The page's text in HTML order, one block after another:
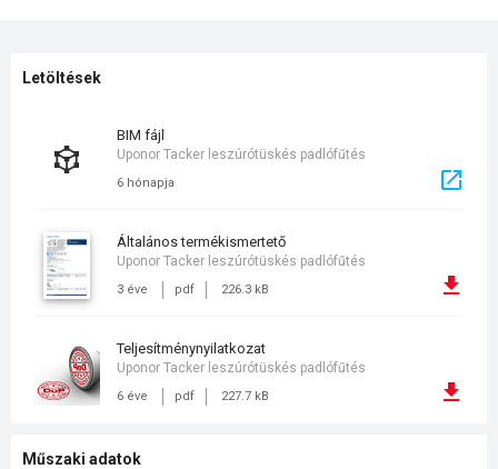
Letöltések
BIM fájl
6 hónapja
Uponor Tacker leszúrótüskés padlófűtés
általános termékismertető
3 éve pdf 226.3 kB
Uponor Tacker leszúrótüskés padlófűtés
teljesítménynyilatkozat
6 éve pdf 227.7 kB
Uponor Tacker leszúrótüskés padlófűtés
Műszaki adatok